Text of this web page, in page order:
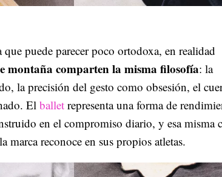
puede parecer poco ortodoxa, en realidad
montaña comparten la misma filosofía: la
la precisión del gesto como obsesión, el
Elballet representa una forma de
en el compromiso diario, y esa misma
marca reconoce en sus propios atletas.